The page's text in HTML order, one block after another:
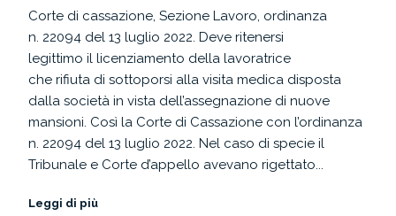
Corte di cassazione, Sezione Lavoro, ordinanza
n. 22094 del 13 luglio 2022. Deve ritenersi
legittimo il licenziamento della lavoratrice
che rifiuta di sottoporsi alla visita medica disposta
dalla società in vista dell’assegnazione di nuove
mansioni. Così la Corte di Cassazione con l’ordinanza
n. 22094 del 13 luglio 2022. Nel caso di specie il
Tribunale e Corte d’appello avevano rigettato...
Leggi di più